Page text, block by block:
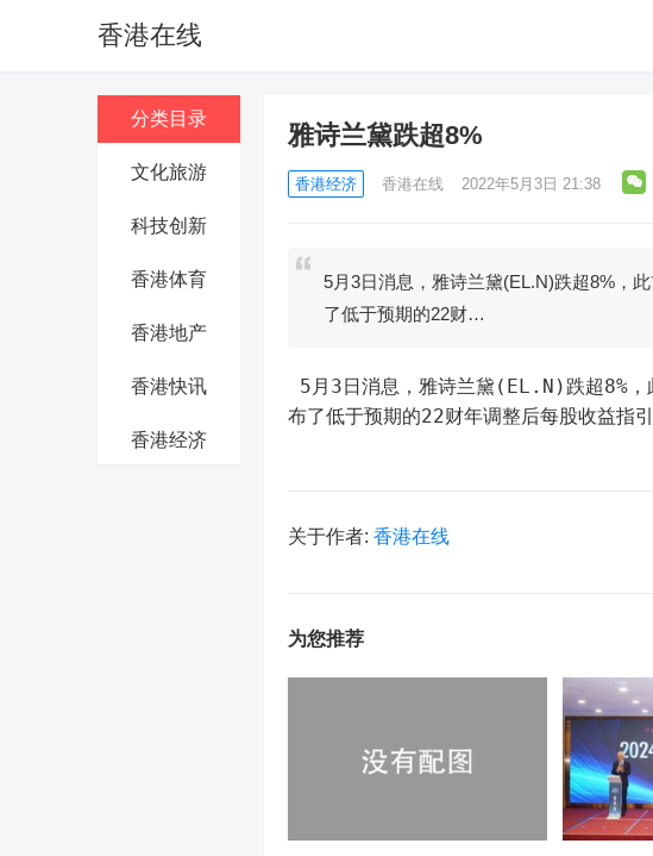
香港在线
分类目录
文化旅游
科技创新
香港体育
香港地产
香港快讯
香港经济
雅诗兰黛跌超8%
香港经济 香港在线 2022年5月3日 21:38
5月3日消息，雅诗兰黛(EL.N)跌超8%，
了低于预期的22财…
布了低于预期的22财年调整后每股收益指引
关于作者: 香港在线
为您推荐